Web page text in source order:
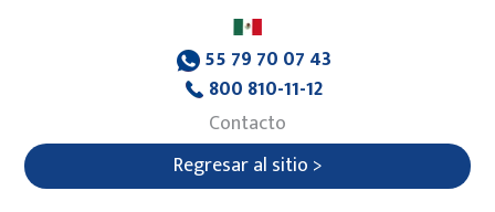
55 79 70 07 43
800 810-11-12
Contacto
Regresar al sitio >